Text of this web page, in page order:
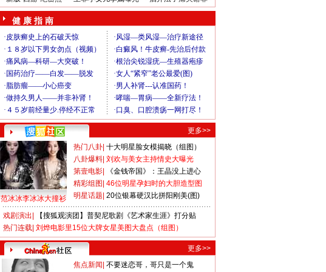
健 康 指 南
更多>>
范冰冰李冰冰大撞衫
热门八卦 十大明星脸女模揭晓（组图）
八卦爆料 刘欢与美女主持情史大曝光
第壹电影
《金钱帝国》：王晶没上进心
精彩组图 46位明星孕妇时的大胆造型图
明星话题 20位银幕硬汉比拼阳刚美(图)
戏剧演出
【搜狐观演团】普契尼歌剧《艺术家生涯》打分贴
热门连载 刘烨电影里15位大牌女星美图大盘点（组图）
更多>>
焦点新闻 不要迷恋哥，哥只是一个鬼